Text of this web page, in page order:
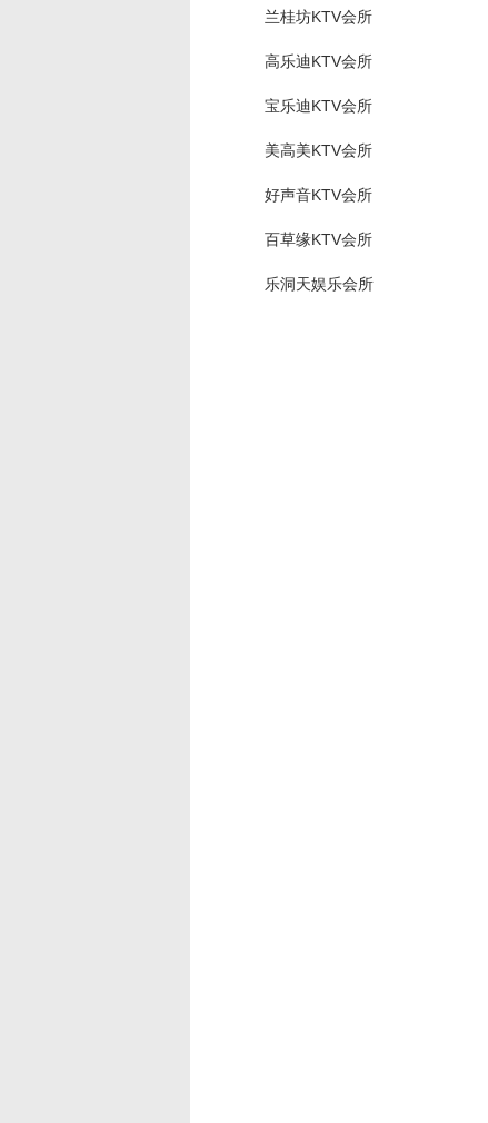
兰桂坊KTV会所
高乐迪KTV会所
宝乐迪KTV会所
美高美KTV会所
好声音KTV会所
百草缘KTV会所
乐洞天娱乐会所